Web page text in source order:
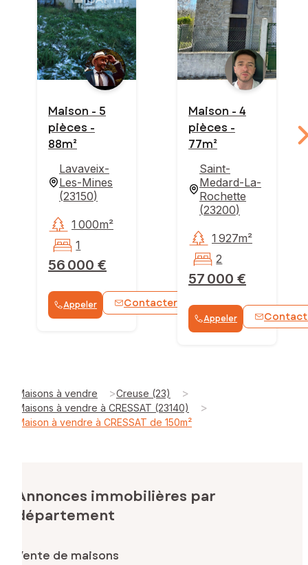
Maison - 5
pièces -
88m²
Lavaveix-
Les-Mines
(23150)
56 000 €
1 000m²
1
Appeler Contacter WhatsApp
Maison - 4
pièces -
77m²
Saint-
Medard-La-
Rochette
(23200)
57 000 €
1 927m²
2
Appeler
Maisons à vendre >Creuse (23) >
Maisons à vendre à CRESSAT (23140) >
Maison à vendre à CRESSAT de 150m²
Annonces immobilières par
département
Vente de maisons